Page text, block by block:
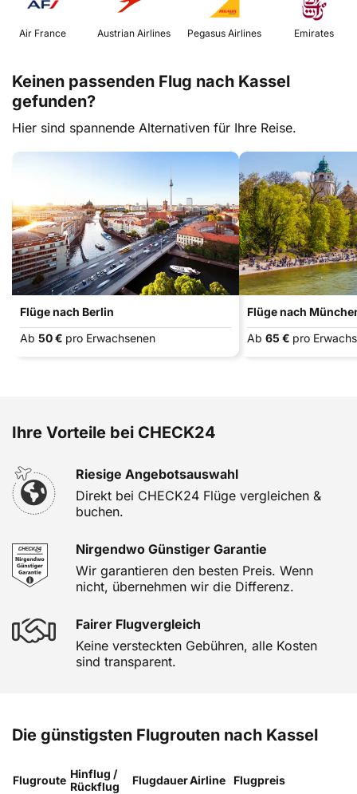
Air France Austrian Airlines Emirates
Keinen passenden Flug nach Kassel
gefunden?
Hier sind spannende Alternativen für Ihre Reise.
Flüge nach Berlin
Ab 50 € pro Erwachsenen
Flüge nach
Ab 65 € pro
Ihre Vorteile bei CHECK24
Riesige Angebotsauswahl
Direkt bei CHECK24 Flüge vergleichen &
buchen.
Nirgendwo Günstiger Garantie
Wir garantieren den besten Preis. Wenn
nicht, übernehmen wir die Differenz.
Fairer Flugvergleich
Keine versteckten Gebühren, alle Kosten
sind transparent.
Die günstigsten Flugrouten nach Kassel
Flugroute Hinflug /
Rückflug
FlugdauerAirline Flugpreis